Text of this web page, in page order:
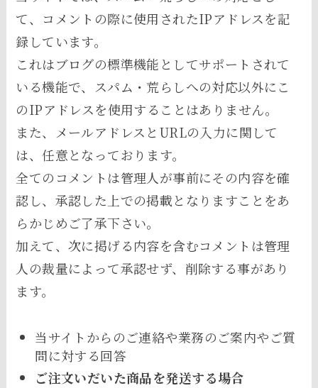
て、コメントの際に使用されたIPアドレスを記
録しています。
これはブログの標準機能としてサポートされて
いる機能で、スパム・荒らしへの対応以外にこ
のIPアドレスを使用することはありません。
また、メールアドレスとURLの入力に関して
は、任意となっております。
全てのコメントは管理人が事前にその内容を確
認し、承認した上での掲載となりますことをあ
らかじめご了承下さい。
加えて、次に掲げる内容を含むコメントは管理
人の裁量によって承認せず、削除する事があり
ます。
当サイトからのご連絡や業務のご案内やご質
問に対する回答
ご注文いだいた商品を発送する場合